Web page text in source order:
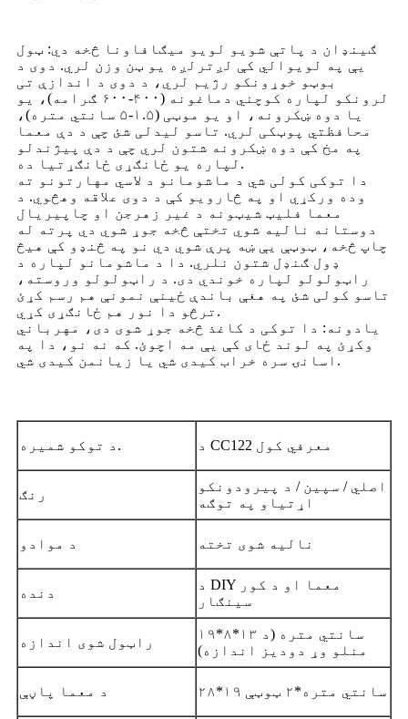
ګینډان د پاتې شویو لویو میګافاونا څخه دي: ټول
یې په لویوالي کې لږترلږه یو ټن وزن لري. دوی د
بوټو خوړونکو رژیم لري، د دوی د اندازې تی
لرونکو لپاره کوچني دماغونه (۴۰۰-۶۰۰ ګرامه)، یو
یا دوه ښکرونه، او یو موټی (۱.۵-۵ سانتي متره)،
محافظتي پوټکی لري. تاسو لیدلی شئ چې د دې معما
په مخ کې دوه ښکرونه شتون لري چې د دې پیژندلو
لپاره یو ځانګړی ځانګړتیا ده.
دا توکی کولی شي د ماشومانو د لاسي مهارتونو ته
وده ورکړي او په څارویو کې د دوی علاقه وهڅوي. د
معما فلیټ شیټونه د غیر زهرجن او چاپیریال
دوستانه نالیه شوي تختې څخه جوړ شوي دي پرته له
چاپ څخه، ټوټې یې ښه پرې شوي دي نو په څنډو کې هیڅ
ډول ګنډل شتون نلري. دا د ماشومانو لپاره د
راټولولو لپاره خوندي دی. د راټولولو وروسته،
تاسو کولی شئ په هغې باندې ځینې نمونې هم رسم کړئ
ترڅو دا نور هم ځانګړی کړي.
یادونه: دا توکی د کاغذ څخه جوړ شوی دی، مهرباني
وکړئ په لوند ځای کې یې مه اچوئ. که نه نو، دا په
اسانۍ سره خراب کیدی شي یا زیانمن کیدی شي.
د توکو شمیره. د CC122 معرفي کول
رنګ
اصلي / سپین / د پیرودونکو
اړتیاو په توګه
د موادو نالیه شوی تخته
دنده
د DIY معما او د کور
سينګار
راټول شوی اندازه
۱۹*۸*۱۳ سانتي متره (د
منلو وړ دودیز اندازه)
د معما پاڼې ۲۸*۱۹ سانتي متره*۲ ټوټې